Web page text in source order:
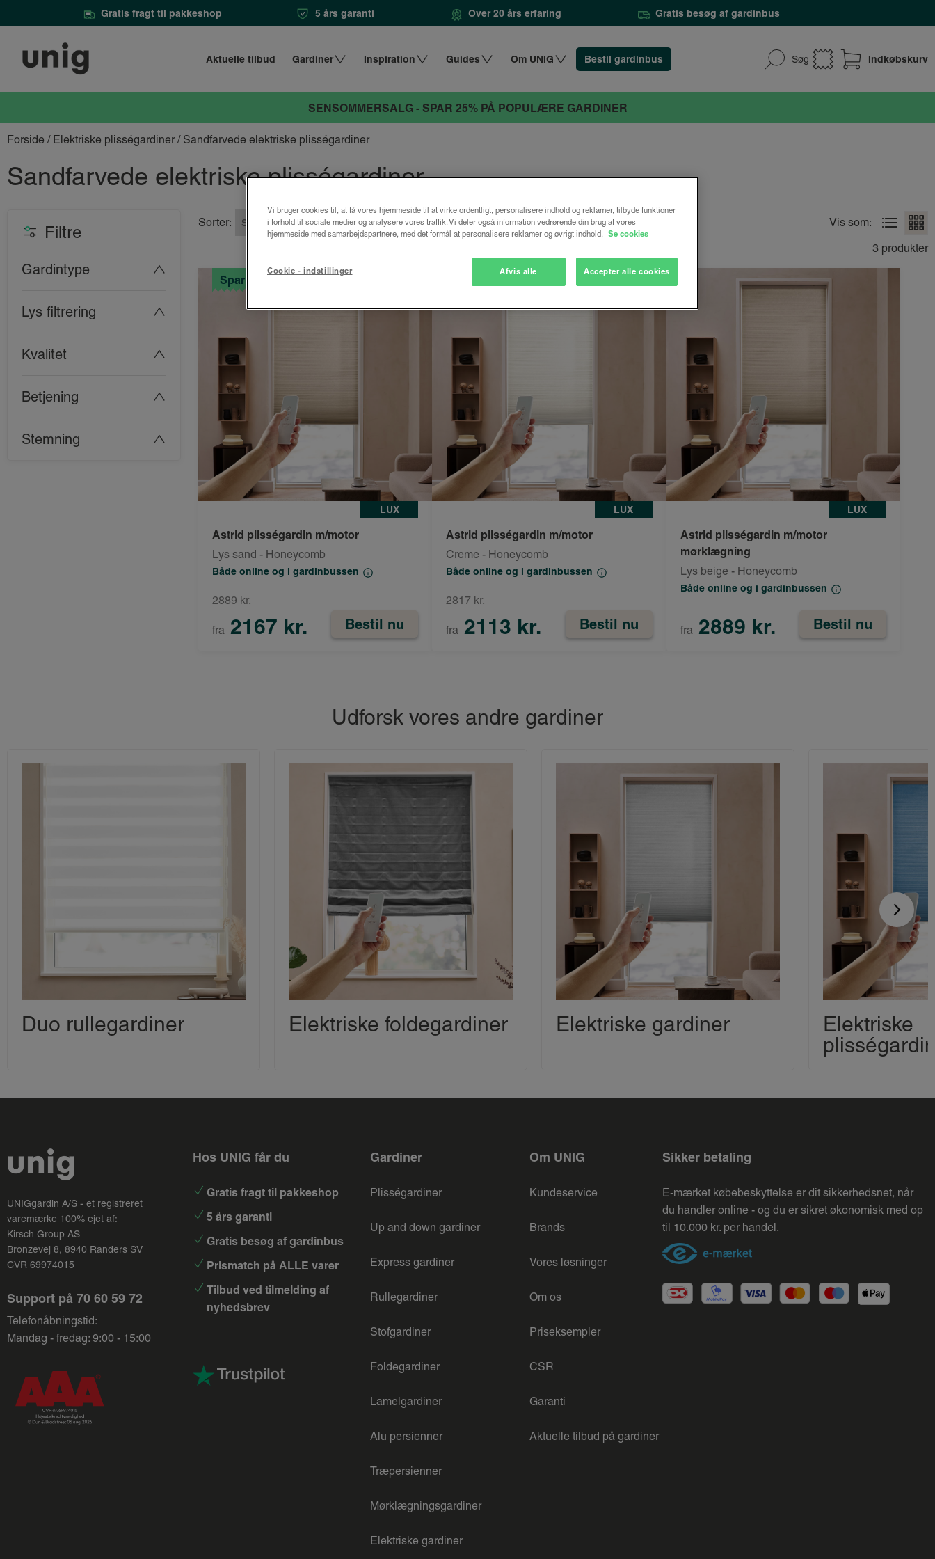
Gratis fragt til pakkeshop 5 års garanti Over 20 års erfaring Gratis besøg af gardinbus
Søg Indkøbskurv
Aktuelle tilbud Gardiner Inspiration Guides Om UNIG Bestil gardinbus
SENSOMMERSALG - SPAR 25% PÅ POPULÆRE GARDINER
Forside / Elektriske plisségardiner/ Sandfarvede elektriske plisségardiner
Sandfarvede elektriske plisségardiner
Filtre
Gardintype
Lys filtrering
Kvalitet
Betjening
Stemning
Sorter:
Vis som:
3 produkter
Spar 25%
LUX
Astrid plisségardin m/motor
Lys sand - Honeycomb
Både online og i gardinbussen
fra 2167 kr.
2889 kr.
Bestil nu
LUX
Astrid plisségardin m/motor
Creme - Honeycomb
Både online og i gardinbussen
fra 2113 kr.
2817 kr.
Bestil nu
LUX
Astrid plisségardin m/motor
mørklægning
Lys beige - Honeycomb
Både online og i gardinbussen
fra 2889 kr. Bestil nu
Udforsk vores andre gardiner
Duo rullegardiner Elektriske foldegardiner Elektriske gardiner
Elektriske
UNIGgardin A/S - et registreret
varemærke 100% ejet af:
Kirsch Group AS
Bronzevej 8, 8940 Randers SV
CVR 69974015
Support på 70 60 59 72
Telefonåbningstid:
Mandag - fredag: 9:00 - 15:00
Hos UNIG får du
Gratis fragt til pakkeshop
5 års garanti
Gratis besøg af gardinbus
Prismatch på ALLE varer
Tilbud ved tilmelding af
nyhedsbrev
Gardiner
Plisségardiner
Up and down gardiner
Express gardiner
Rullegardiner
Stofgardiner
Foldegardiner
Lamelgardiner
Alu persienner
Træpersienner
Mørklægningsgardiner
Elektriske gardiner
Om UNIG
Kundeservice
Brands
Vores løsninger
Om os
Priseksempler
CSR
Garanti
Aktuelle tilbud på gardiner
Sikker betaling
E-mærket købebeskyttelse er dit sikkerhedsnet, når
du handler online - og du er sikret økonomisk med op
til 10.000 kr. per handel.
Vi bruger cookies til, at få vores hjemmeside til at virke ordentligt, personalisere indhold og reklamer, tilbyde funktioner
i forhold til sociale medier og analysere vores traffik. Vi deler også information vedrørende din brug af vores
hjemmeside med samarbejdspartnere, med det formål at personalisere reklamer og øvrigt indhold. Se cookies
Cookie - indstillinger Afvis alle Accepter alle cookies